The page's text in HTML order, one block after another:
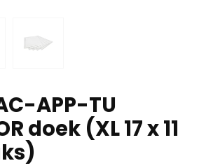
APP-TU
doek (XL 17 x 11